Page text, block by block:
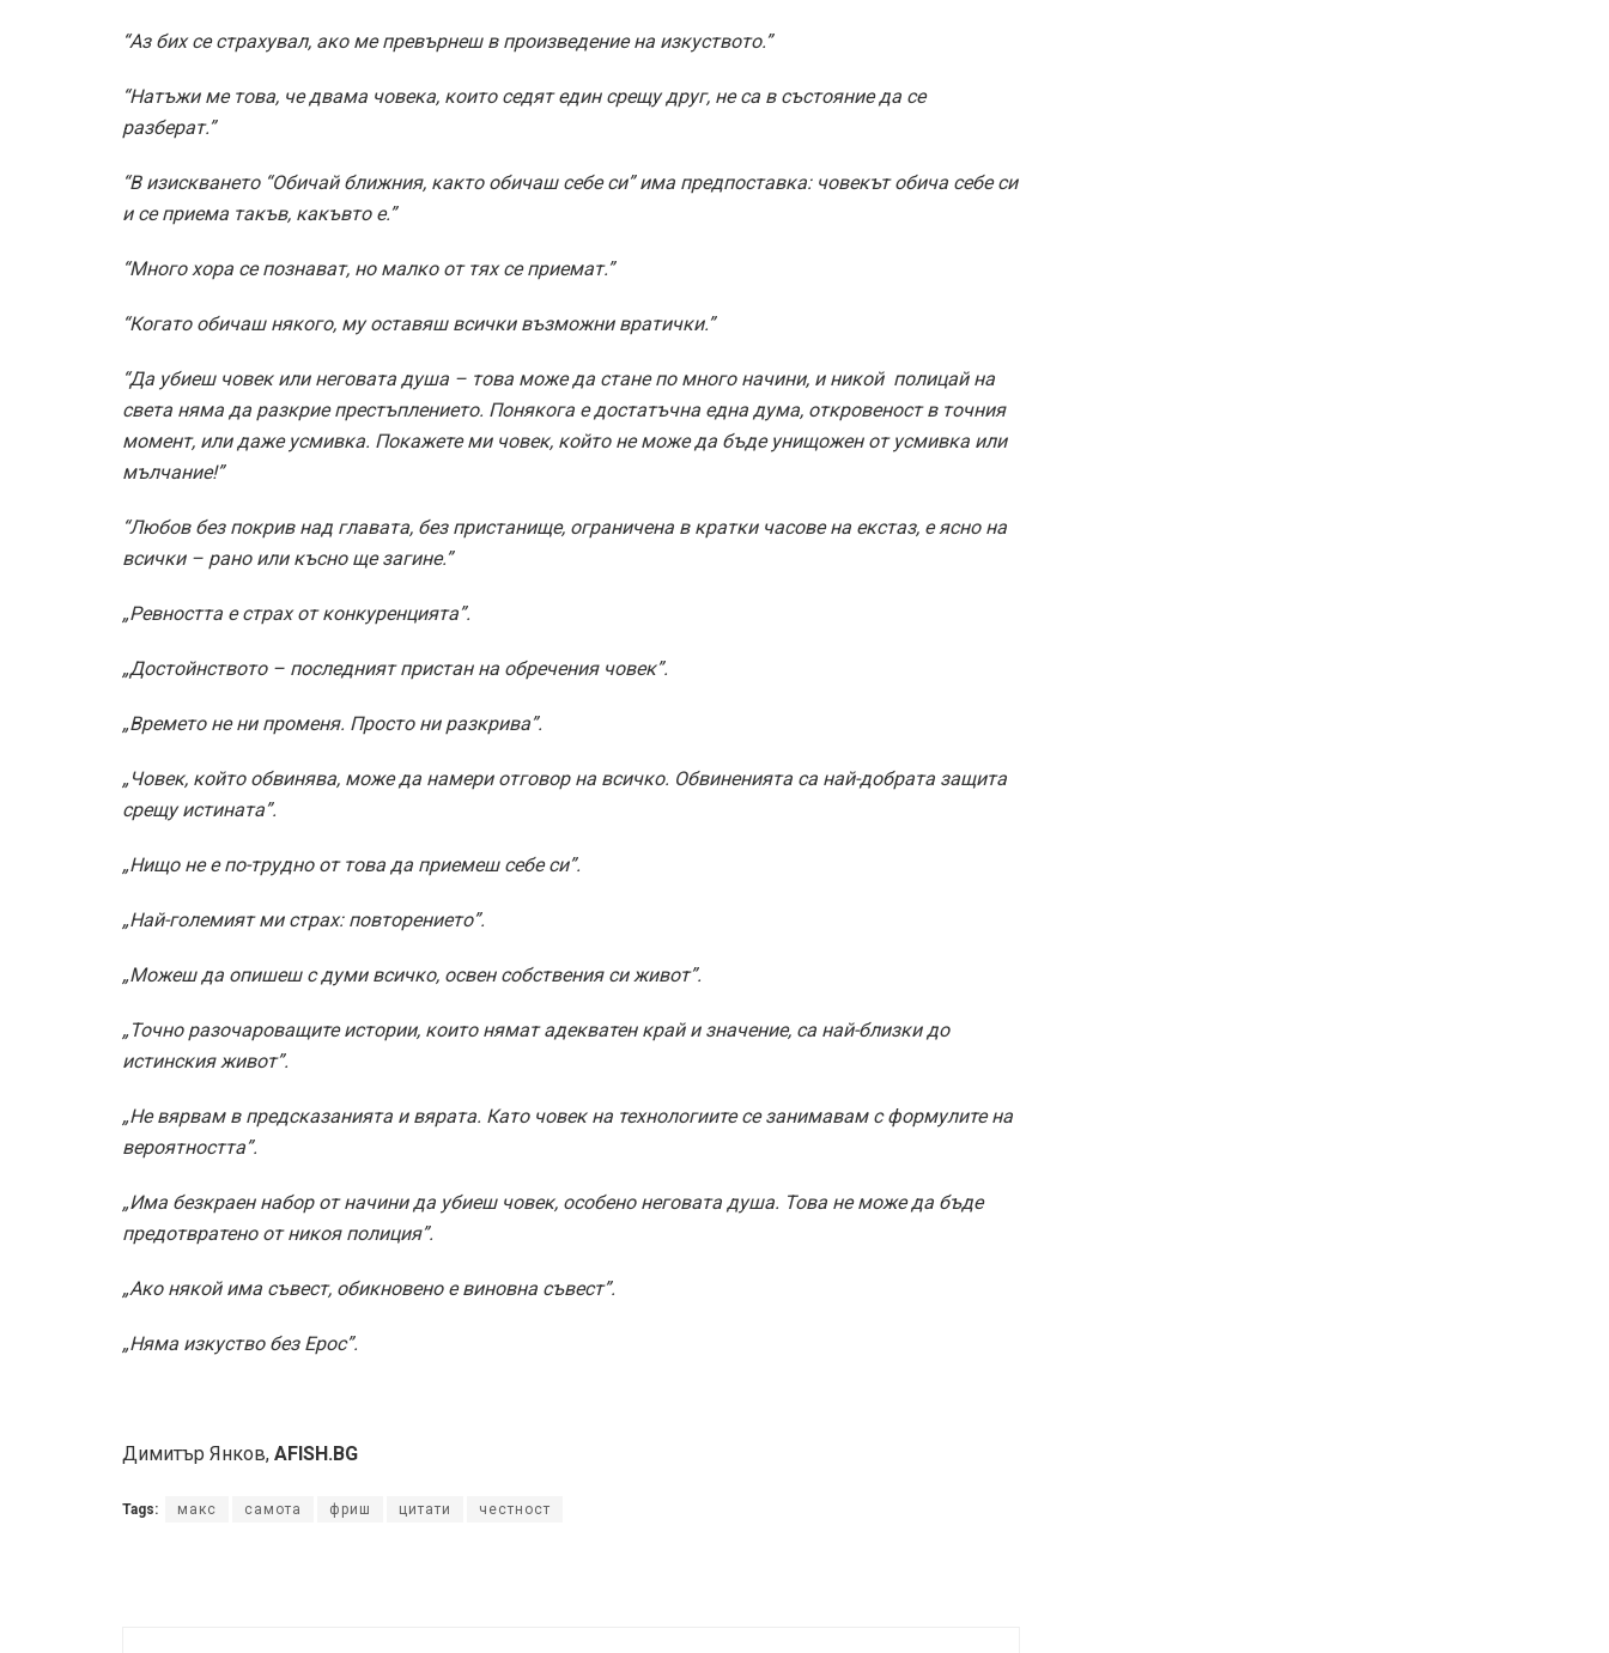
“Аз бих се страхувал, ако ме превърнеш в произведение на изкуството.”
“Натъжи ме това, че двама човека, които седят един срещу друг, не са в състояние да се
разберат.”
“В изискването “Обичай ближния, както обичаш себе си” има предпоставка: човекът обича себе си
и се приема такъв, какъвто е.”
“Много хора се познават, но малко от тях се приемат.”
“Когато обичаш някого, му оставяш всички възможни вратички.”
“Да убиеш човек или неговата душа – това може да стане по много начини, и никой полицай на
света няма да разкрие престъплението. Понякога е достатъчна една дума, откровеност в точния
момент, или даже усмивка. Покажете ми човек, който не може да бъде унищожен от усмивка или
мълчание!”
“Любов без покрив над главата, без пристанище, ограничена в кратки часове на екстаз, е ясно на
всички – рано или късно ще загине.”
„Ревността е страх от конкуренцията”.
„Достойнството – последният пристан на обречения човек”.
„Времето не ни променя. Просто ни разкрива”.
„Човек, който обвинява, може да намери отговор на всичко. Обвиненията са най-добрата защита
срещу истината”.
„Нищо не е по-трудно от това да приемеш себе си”.
„Най-големият ми страх: повторението”.
„Можеш да опишеш с думи всичко, освен собствения си живот”.
„Точно разочароващите истории, които нямат адекватен край и значение, са най-близки до
истинския живот”.
„Не вярвам в предсказанията и вярата. Като човек на технологиите се занимавам с формулите на
вероятността”.
„Има безкраен набор от начини да убиеш човек, особено неговата душа. Това не може да бъде
предотвратено от никоя полиция”.
„Ако някой има съвест, обикновено е виновна съвест”.
„Няма изкуство без Ерос”.
Димитър Янков, AFISH.BG
Tags: макс самота фриш цитати честност